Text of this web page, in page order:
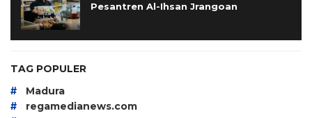
Pesantren Al-Ihsan Jrangoan
TAG POPULER
# Madura
# regamedianews.com